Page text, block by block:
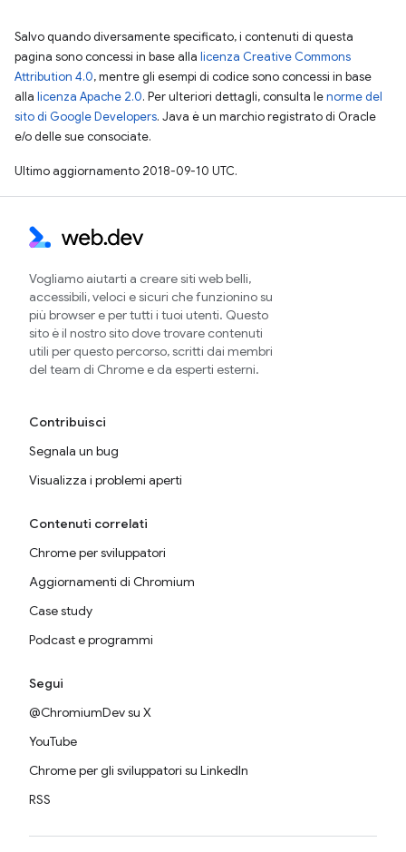
Salvo quando diversamente specificato, i contenuti di questa
pagina sono concessi in base alla licenza Creative Commons
Attribution 4.0, mentre gli esempi di codice sono concessi in base
alla licenza Apache 2.0. Per ulteriori dettagli, consulta lenorme del
sito di Google Developers. Java è un marchio registrato di Oracle
e/o delle sue consociate.
Ultimo aggiornamento 2018-09-10 UTC.
Vogliamo aiutarti a creare siti web belli,
accessibili, veloci e sicuri che funzionino su
più browser e per tutti i tuoi utenti. Questo
sito è il nostro sito dove trovare contenuti
utili per questo percorso, scritti dai membri
del team di Chrome e da esperti esterni.
Contribuisci
Segnala un bug
Visualizza i problemi aperti
Contenuti correlati
Chrome per sviluppatori
Aggiornamenti di Chromium
Case study
Podcast e programmi
Segui
@ChromiumDev su X
YouTube
Chrome per gli sviluppatori su LinkedIn
RSS